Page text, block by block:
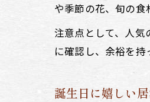
や季節の花、旬の食
注意点として、人気
に確認し、余裕を持
誕生日に嬉しい